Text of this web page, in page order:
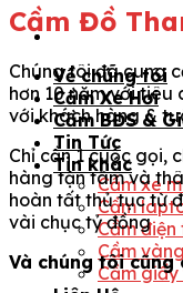
Về chúng tôi
Cầm Xe Hơi
Cầm BĐS &
Tin Tức
Tin khác
Cầm xe
Cầm
Cầm điện
Cầm vàng
Cầm
Cầm Đồ
Chúng tôi đã cung
hơn 10 năm với
với khách hàng &
Chỉ cần 1 cuộc gọi,
hàng tận tâm và
hoàn tất thủ tục từ
vài chục tỷ đồng
Và chúng tôi cũng